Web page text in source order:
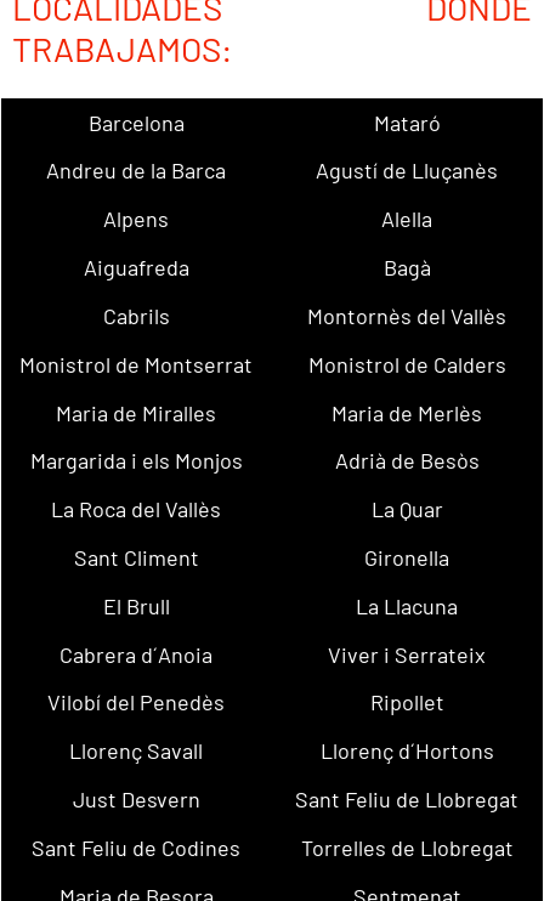
TRABAJAMOS:
Barcelona
Mataró
Andreu de la Barca
Agustí de Lluçanès
Alpens
Alella
Aiguafreda
Bagà
Cabrils
Montornès del Vallès
Monistrol de Montserrat
Monistrol de Calders
Maria de Miralles
Maria de Merlès
Margarida i els Monjos
Adrià de Besòs
La Roca del Vallès
La Quar
Sant Climent
Gironella
El Brull
La Llacuna
Cabrera d´Anoia
Viver i Serrateix
Vilobí del Penedès
Ripollet
Llorenç Savall
Llorenç d´Hortons
Just Desvern
Sant Feliu de Llobregat
Sant Feliu de Codines
Torrelles de Llobregat